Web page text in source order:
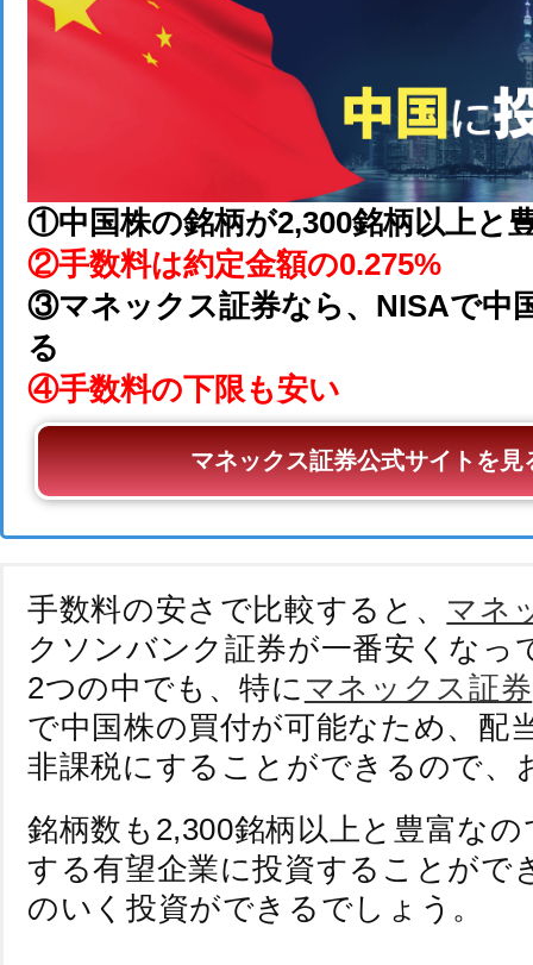
①中国株の銘柄が2,300銘柄以上と
②手数料は約定金額の0.275%
③マネックス証券なら、NISAで中
る
④手数料の下限も安い
マネックス証券公式サイトを見
手数料の安さで比較すると、 マネ
クソンバンク証券が一番安くなっ
2つの中でも、特に マネックス証券
で中国株の買付が可能なため、配
非課税にすることができるので、
銘柄数も2,300銘柄以上と豊富な
する有望企業に投資することがで
のいく投資ができるでしょう。